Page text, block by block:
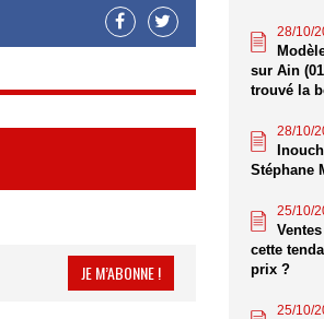
JE M’ABONNE !
28/10/
sur Ain
trouvé la
28/10/
Stéphane
25/10/
cette
prix ?
25/10/